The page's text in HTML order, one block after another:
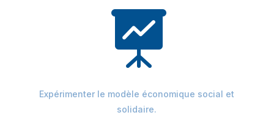

Expérimenter le modèle économique social et
solidaire.